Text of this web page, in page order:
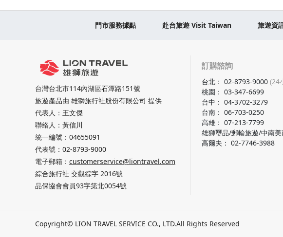
門市服務據點 赴台旅遊 Visit Taiwan 旅遊資
訂購諮詢
台北 ： 02-8793-9000 (24
桃園 ： 03-347-6699
台中 ： 04-3702-3279
台南 ： 06-703-0250
高雄 ： 07-213-7799
雄獅璽品/郵輪旅遊/中南
高爾夫 ： 02-7746-3988
台灣台北市114內湖區石潭路151號
旅遊產品由 雄獅旅行社股份有限公司 提供
代表人：王文傑
聯絡人：黃信川
統一編號：04655091
代表號： 02-8793-9000
電子郵箱： customerservice@liontravel.com
綜合旅行社 交觀綜字 2016號
品保協會會員93字第北0054號
Copyright© LION TRAVEL SERVICE CO., LTD.All Rights Reserved